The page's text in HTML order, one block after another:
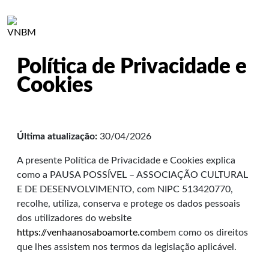
Política de Privacidade e
Cookies
Última atualização: 30/04/2026
A presente Política de Privacidade e Cookies explica
como a PAUSA POSSÍVEL – ASSOCIAÇÃO CULTURAL
E DE DESENVOLVIMENTO, com NIPC 513420770,
recolhe, utiliza, conserva e protege os dados pessoais
dos utilizadores do website
https://venhaanosaboamorte.combem como os direitos
que lhes assistem nos termos da legislação aplicável.